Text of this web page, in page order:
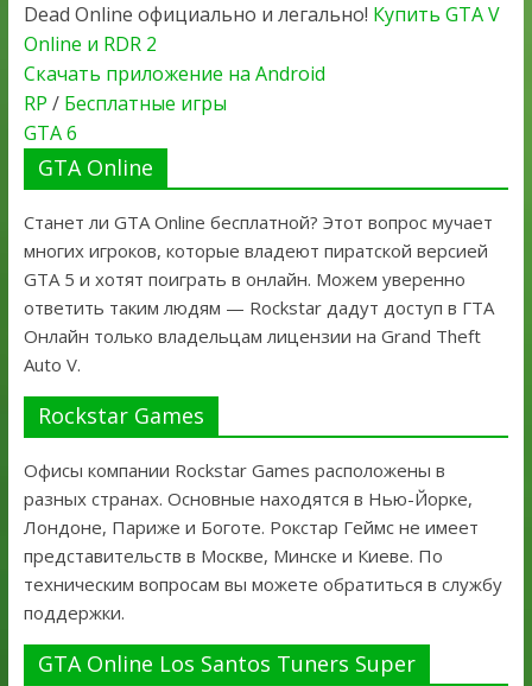
Dead Online официально и легально! Купить GTA V
Online и RDR 2
Скачать приложение на Android
RP / Бесплатные игры
GTA 6
GTA Online
Станет ли GTA Online бесплатной? Этот вопрос мучает
многих игроков, которые владеют пиратской версией
GTA 5 и хотят поиграть в онлайн. Можем уверенно
ответить таким людям — Rockstar дадут доступ в ГТА
Онлайн только владельцам лицензии на Grand Theft
Auto V.
Rockstar Games
Офисы компании Rockstar Games расположены в
разных странах. Основные находятся в Нью-Йорке,
Лондоне, Париже и Боготе. Рокстар Геймс не имеет
представительств в Москве, Минске и Киеве. По
техническим вопросам вы можете обратиться в службу
поддержки.
GTA Online Los Santos Tuners Super